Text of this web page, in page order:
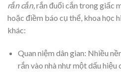
rắn cắn, rắn đuổi cắn trong giấc
hoặc điềm báo cụ thể, khoa học
khác:
Quan niệm dân gian: Nhiều
rắn vào nhà như một dấu hiệu